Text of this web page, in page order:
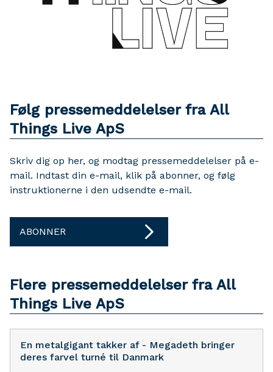
Følg pressemeddelelser fra All
Things Live ApS
Skriv dig op her, og modtag pressemeddelelser på e-
mail. Indtast din e-mail, klik på abonner, og følg
instruktionerne i den udsendte e-mail.
ABONNER
Flere pressemeddelelser fra All
Things Live ApS
En metalgigant takker af - Megadeth bringer
deres farvel turné til Danmark